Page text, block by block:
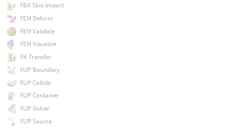
FBX Skin Import
FEM Deform
FEM Validate
FEM Visualize
FK Transfer
FLIP Boundary
FLIP Collide
FLIP Container
FLIP Solver
FLIP Source